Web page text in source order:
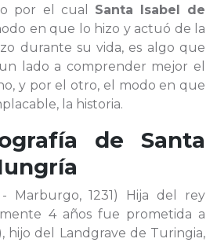
por el cual Santa Isabel de
en que lo hizo y actuó de la
durante su vida, es algo que
lado a comprender mejor el
y por el otro, el modo en que
la historia.
de Santa
- Marburgo, 1231) Hija del rey
4 años fue prometida a
hijo del Landgrave de Turingia,